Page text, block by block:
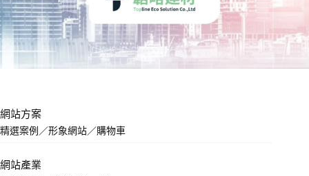
網站方案
精選案例 ／形象網站／購物車
網站產業